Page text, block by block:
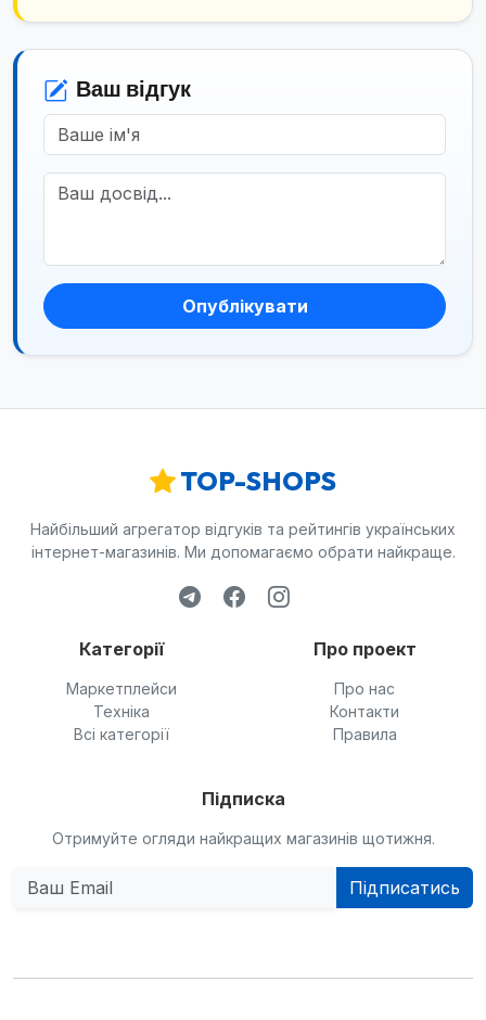
Ваш відгук
Опублікувати
TOP-SHOPS
Найбільший агрегатор відгуків та рейтингів українських
інтернет-магазинів. Ми допомагаємо обрати найкраще.
Категорії
Маркетплейси
Техніка
Всі категорії
Про проект
Про нас
Контакти
Правила
Підписка
Отримуйте огляди найкращих магазинів щотижня.
Підписатись